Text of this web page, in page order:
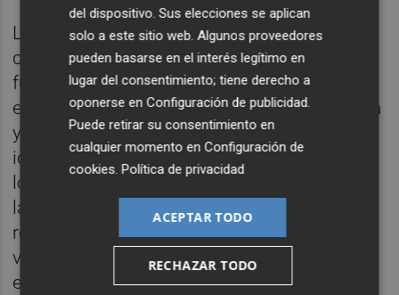
La asociación exige una condena pública
clara e inmediata por parte de todas las
fuerzas políticas y administraciones ante
estos actos vandálicos, así como la apertura
y refuerzo de las investigaciones para
identificar a los responsables materiales de
los sabotajes y pintadas y la aplicación de
las sanciones correspondientes. Asimismo,
reclama que los discursos públicos sobre
vivienda y turismo se alejen de la
estigmatización y del lenguaje inflamatorio
del dispositivo. Sus elecciones se aplican
solo a este sitio web. Algunos proveedores
pueden basarse en el interés legítimo en
lugar del consentimiento; tiene derecho a
oponerse enConfiguración de publicidad.
Puede retirar su consentimiento en
cualquier momento enConfiguración de
cookies.Política de privacidad
ACEPTAR TODO
RECHAZAR TODO